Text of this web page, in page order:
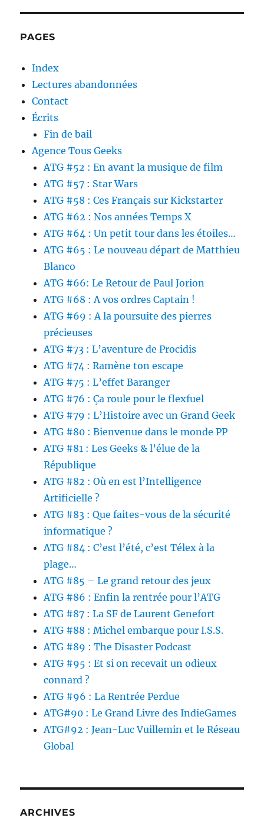
PAGES
Index
Lectures abandonnées
Contact
Écrits
Fin de bail
Agence Tous Geeks
ATG #52 : En avant la musique de film
ATG #57 : Star Wars
ATG #58 : Ces Français sur Kickstarter
ATG #62 : Nos années Temps X
ATG #64 : Un petit tour dans les étoiles…
ATG #65 : Le nouveau départ de Matthieu
Blanco
ATG #66: Le Retour de Paul Jorion
ATG #68 : A vos ordres Captain !
ATG #69 : A la poursuite des pierres
précieuses
ATG #73 : L’aventure de Procidis
ATG #74 : Ramène ton escape
ATG #75 : L’effet Baranger
ATG #76 : Ça roule pour le flexfuel
ATG #79 : L’Histoire avec un Grand Geek
ATG #80 : Bienvenue dans le monde PP
ATG #81 : Les Geeks & l’élue de la
République
ATG #82 : Où en est l’Intelligence
Artificielle ?
ATG #83 : Que faites-vous de la sécurité
informatique ?
ATG #84 : C’est l’été, c’est Télex à la
plage…
ATG #85 – Le grand retour des jeux
ATG #86 : Enfin la rentrée pour l’ATG
ATG #87 : La SF de Laurent Genefort
ATG #88 : Michel embarque pour I.S.S.
ATG #89 : The Disaster Podcast
ATG #95 : Et si on recevait un odieux
connard ?
ATG #96 : La Rentrée Perdue
ATG#90 : Le Grand Livre des IndieGames
ATG#92 : Jean-Luc Vuillemin et le Réseau
Global
ARCHIVES